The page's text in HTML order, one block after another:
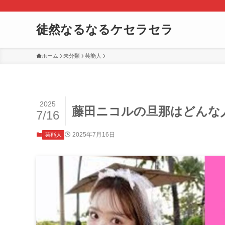
徒然なるなるケセラセラ
ホーム 未分類 芸能人
藤田ニコルの旦那はどん
2025
7/16
芸能人 2025年7月16日